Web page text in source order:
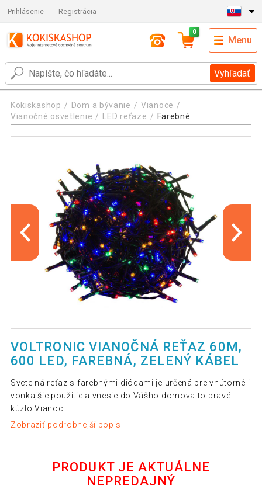
Prihlásenie Registrácia
Vyhľadať
0
Menu
Kokiskashop Dom a bývanie
Vianoce
Vianočné osvetlenie
LED reťaze Farebné
VOLTRONIC VIANOČNÁ REŤAZ 60M,
600 LED, FAREBNÁ, ZELENÝ KÁBEL
Svetelná reťaz s farebnými diódami je určená pre vnútorné i
vonkajšie použitie a vnesie do Vášho domova to pravé
kúzlo Vianoc.
Zobraziť podrobnejší popis
PRODUKT JE AKTUÁLNE
NEPREDAJNÝ